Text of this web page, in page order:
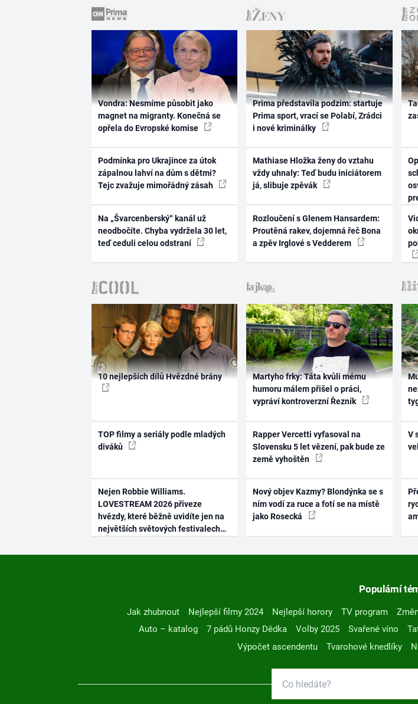
Vondra: Nesmíme působit jako
magnet na migranty. Konečná se
opřela do Evropské komise
Podmínka pro Ukrajince za útok
zápalnou lahví na dům s dětmi?
Tejc zvažuje mimořádný zásah
Na „Švarcenberský“ kanál už
neodbočíte. Chyba vydržela 30 let,
teď ceduli celou odstraní
Prima představila podzim: startuje
Prima sport, vrací se Polabí, Zrádci
i nové kriminálky
Mathiase Hložka ženy do vztahu
vždy uhnaly: Teď budu iniciátorem
já, slibuje zpěvák
Rozloučení s Glenem Hansardem:
Proutěná rakev, dojemná řeč Bona
a zpěv Irglové s Vedderem
10 nejlepších dílů Hvězdné brány
TOP filmy a seriály podle mladých
diváků
Nejen Robbie Williams.
LOVESTREAM 2026 přiveze
hvězdy, které běžně uvidíte jen na
největších světových festivalech
Martyho frky: Táta kvůli mému
humoru málem přišel o práci,
vypráví kontroverzní Řezník
Rapper Vercetti vyfasoval na
Slovensku 5 let vězení, pak bude ze
země vyhoštěn
Nový objev Kazmy? Blondýnka se s
ním vodí za ruce a fotí se na místě
jako Rosecká
V
Populární
Jak zhubnout Nejlepší filmy 2024 Nejlepší horory TV program
Auto – katalog
7 pádů Honzy Dědka Volby 2025 Svařené víno
Výpočet ascendentu
Tvarohové knedlíky